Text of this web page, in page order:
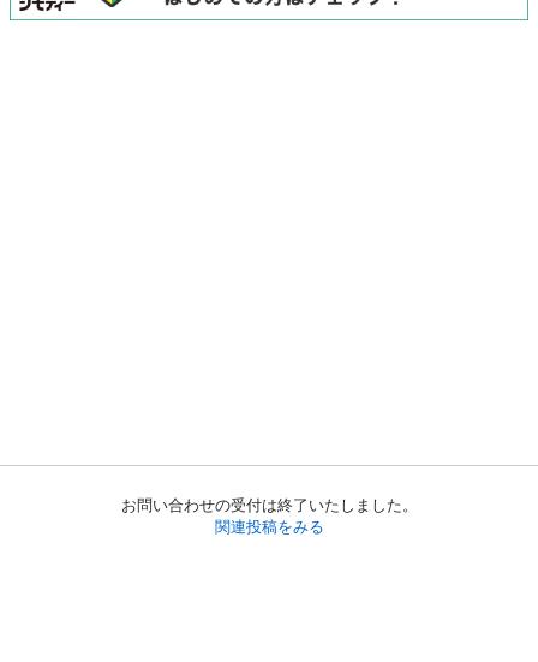
お問い合わせの受付は終了いたしました。
関連投稿をみる